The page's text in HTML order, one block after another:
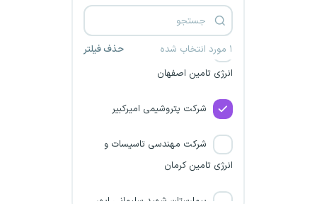
۱ مورد انتخاب شده حذف فیلتر
شرکت‌های آب و فاضلاب تهران
شرکت مهندسی تاسیسات و
انرژی تامین اصفهان
شرکت پتروشیمی امیرکبیر
شرکت مهندسی تاسیسات و
انرژی تامین کرمان
بیمارستان شهید سلیمانی ابهر